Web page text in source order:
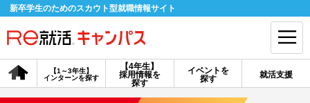
新卒学生のためのスカウト型就職情報サイト
【4年生】
採用情報を
探す
【1～3年生】
インターンを探す
イベントを
探す
就活支援
会員登録 ログイン